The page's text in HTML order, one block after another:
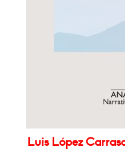
Luis López